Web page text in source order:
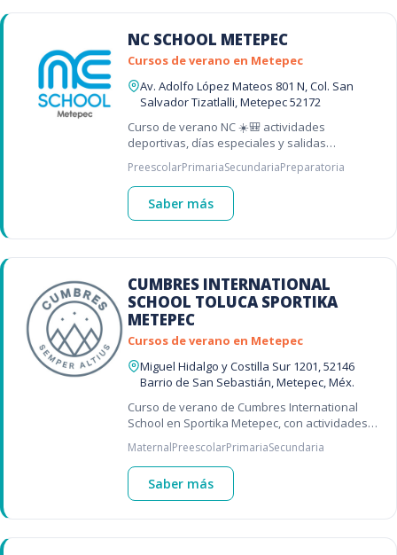
NC SCHOOL METEPEC
Cursos de verano en Metepec
Av. Adolfo López Mateos 801 N, Col. San
Salvador Tizatlalli, Metepec 52172
Curso de verano NC ☀️🎒 actividades
deportivas, días especiales y salidas
PreescolarPrimariaSecundariaPreparatoria
Saber más
CUMBRES INTERNATIONAL
SCHOOL TOLUCA SPORTIKA
METEPEC
Cursos de verano en Metepec
Miguel Hidalgo y Costilla Sur 1201, 52146
Barrio de San Sebastián, Metepec, Méx.
Curso de verano de Cumbres International
School en Sportika Metepec, con actividades
diseñadas para un verano lleno de di
MaternalPreescolarPrimariaSecundaria
Saber más